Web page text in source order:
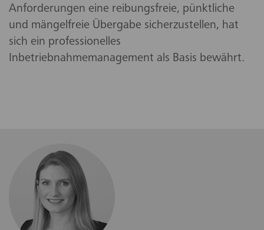
Anforderungen eine reibungsfreie, pünktliche
und mängelfreie Übergabe sicherzustellen, hat
sich ein professionelles
Inbetriebnahmemanagement als Basis bewährt.